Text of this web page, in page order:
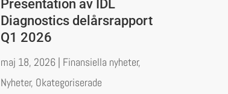
Presentation av IDL
Diagnostics delårsrapport
Q1 2026
maj 18, 2026| Finansiella nyheter,
Nyheter, Okategoriserade